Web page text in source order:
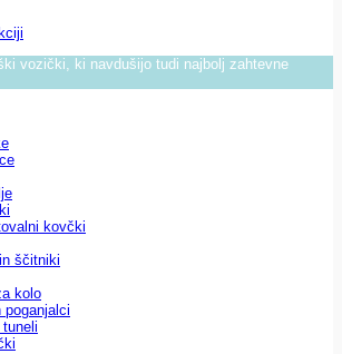
vozički, ki navdušijo tudi najbolj zahtevne
kovčki
ščitniki
kolo